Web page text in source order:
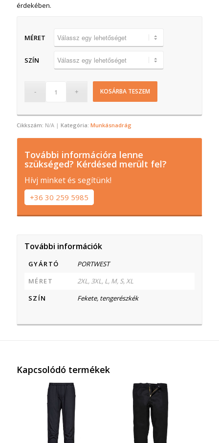
érdekében.
MÉRET
SZÍN
KOSÁRBA TESZEM
Cikkszám: N/A Kategória: Munkásnadrág
További információra lenne
szükséged? Kérdésed merült fel?
Hívj minket és segítünk!
+36 30 259 5985
További információk
GYÁRTÓ
PORTWEST
MÉRET
2XL, 3XL, L, M, S, XL
SZÍN
Fekete, tengerészkék
Kapcsolódó termékek